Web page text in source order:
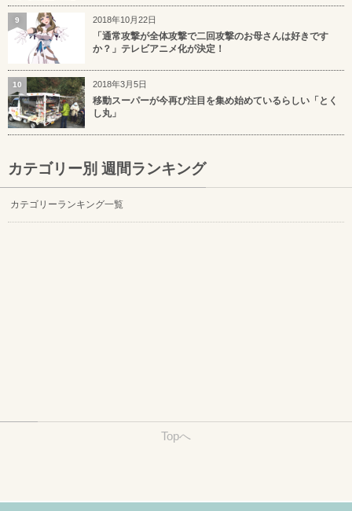
2018年10月22日
「通常攻撃が全体攻撃で二回攻撃のお母さんは好きです
か？」テレビアニメ化が決定！
9
2018年3月5日
移動スーパーが今再び注目を集め始めているらしい「とく
し丸」
10
カテゴリー別 週間ランキング
カテゴリーランキング一覧
Topへ